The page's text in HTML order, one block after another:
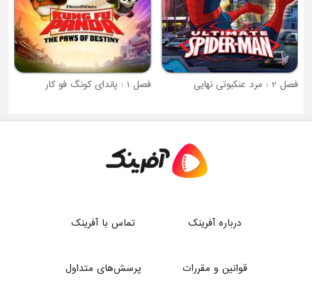
فصل 1 : پاندای کونگ فو کار
درباره آفرینک تماس با آفرینک
قوانین و مقررات پرسش‌های متداول